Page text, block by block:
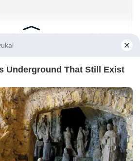
Melimpah dan Dikagumi Banyak
27/07/2026 - 05:05
Sister City: Peluang Besar, tetapi
Implementasinya Masih Menjadi
Tantangan
23/07/2026 - 20:08